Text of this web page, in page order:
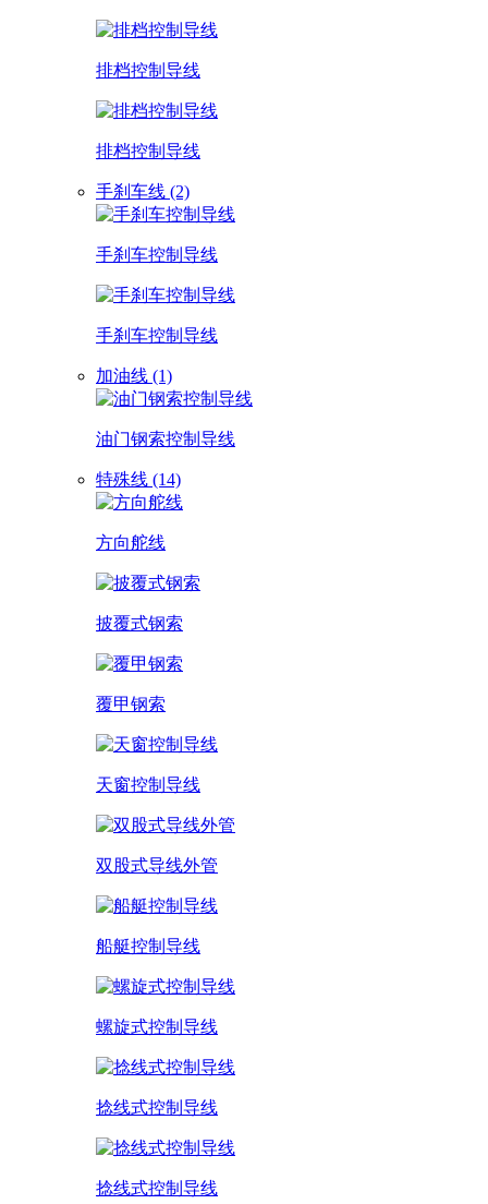
排档控制导线
排档控制导线
手刹车线 (2)
手刹车控制导线
手刹车控制导线
加油线 (1)
油门钢索控制导线
特殊线 (14)
方向舵线
披覆式钢索
覆甲钢索
天窗控制导线
双股式导线外管
船艇控制导线
螺旋式控制导线
捻线式控制导线
捻线式控制导线